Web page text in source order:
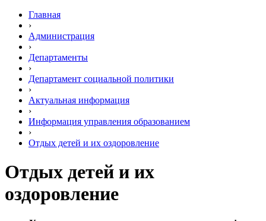
Главная
›
Администрация
›
Департаменты
›
Департамент социальной политики
›
Актуальная информация
›
Информация управления образованием
›
Отдых детей и их оздоровление
Отдых детей и их
оздоровление